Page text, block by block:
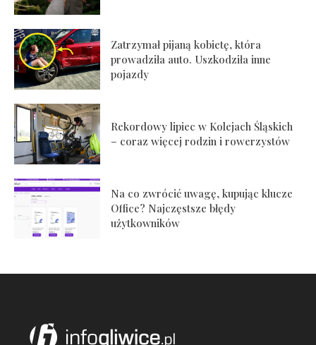
Zatrzymał pijaną kobietę, która
prowadziła auto. Uszkodziła inne
pojazdy
Rekordowy lipiec w Kolejach Śląskich
– coraz więcej rodzin i rowerzystów
Na co zwrócić uwagę, kupując klucze
Office? Najczęstsze błędy
użytkowników